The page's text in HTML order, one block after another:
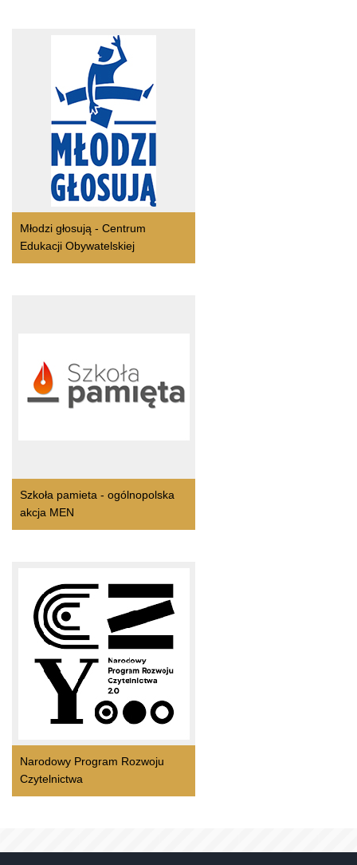
Młodzi głosują - Centrum
Edukacji Obywatelskiej
Szkoła pamieta - ogólnopolska
akcja MEN
Narodowy Program Rozwoju
Czytelnictwa